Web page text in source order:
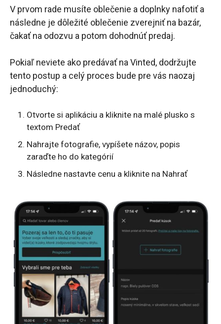
V prvom rade musíte oblečenie a doplnky nafotiť a
následne je dôležité oblečenie zverejniť na bazár,
čakať na odozvu a potom dohodnúť predaj.
Pokiaľ neviete ako predávať na Vinted, dodržujte
tento postup a celý proces bude pre vás naozaj
jednoduchý:
Otvorte si aplikáciu a kliknite na malé plusko s
textom Predať
Nahrajte fotografie, vypíšete názov, popis
zaraďte ho do kategórií
Následne nastavte cenu a kliknite na Nahrať